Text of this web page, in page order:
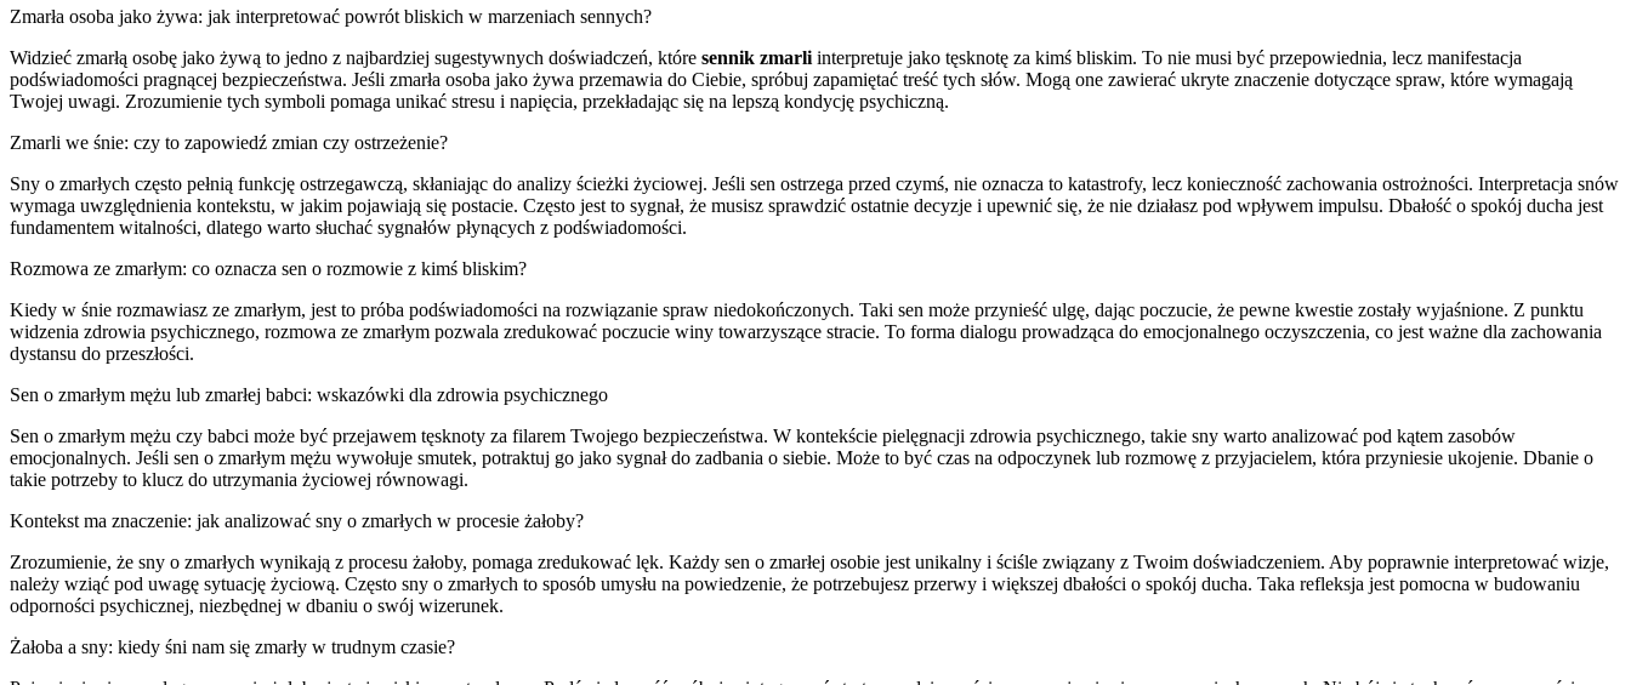
Zmarła osoba jako żywa: jak interpretować powrót bliskich w marzeniach sennych?
Widzieć zmarłą osobę jako żywą to jedno z najbardziej sugestywnych doświadczeń, które sennik zmarli interpretuje jako tęsknotę za kimś bliskim. To nie musi być przepowiednia, lecz manifestacja
podświadomości pragnącej bezpieczeństwa. Jeśli zmarła osoba jako żywa przemawia do Ciebie, spróbuj zapamiętać treść tych słów. Mogą one zawierać ukryte znaczenie dotyczące spraw, które wymagają
Twojej uwagi. Zrozumienie tych symboli pomaga unikać stresu i napięcia, przekładając się na lepszą kondycję psychiczną.
Zmarli we śnie: czy to zapowiedź zmian czy ostrzeżenie?
Sny o zmarłych często pełnią funkcję ostrzegawczą, skłaniając do analizy ścieżki życiowej. Jeśli sen ostrzega przed czymś, nie oznacza to katastrofy, lecz konieczność zachowania ostrożności. Interpretacja snów
wymaga uwzględnienia kontekstu, w jakim pojawiają się postacie. Często jest to sygnał, że musisz sprawdzić ostatnie decyzje i upewnić się, że nie działasz pod wpływem impulsu. Dbałość o spokój ducha jest
fundamentem witalności, dlatego warto słuchać sygnałów płynących z podświadomości.
Rozmowa ze zmarłym: co oznacza sen o rozmowie z kimś bliskim?
Kiedy w śnie rozmawiasz ze zmarłym, jest to próba podświadomości na rozwiązanie spraw niedokończonych. Taki sen może przynieść ulgę, dając poczucie, że pewne kwestie zostały wyjaśnione. Z punktu
widzenia zdrowia psychicznego, rozmowa ze zmarłym pozwala zredukować poczucie winy towarzyszące stracie. To forma dialogu prowadząca do emocjonalnego oczyszczenia, co jest ważne dla zachowania
dystansu do przeszłości.
Sen o zmarłym mężu lub zmarłej babci: wskazówki dla zdrowia psychicznego
Sen o zmarłym mężu czy babci może być przejawem tęsknoty za filarem Twojego bezpieczeństwa. W kontekście pielęgnacji zdrowia psychicznego, takie sny warto analizować pod kątem zasobów
emocjonalnych. Jeśli sen o zmarłym mężu wywołuje smutek, potraktuj go jako sygnał do zadbania o siebie. Może to być czas na odpoczynek lub rozmowę z przyjacielem, która przyniesie ukojenie. Dbanie o
takie potrzeby to klucz do utrzymania życiowej równowagi.
Kontekst ma znaczenie: jak analizować sny o zmarłych w procesie żałoby?
Zrozumienie, że sny o zmarłych wynikają z procesu żałoby, pomaga zredukować lęk. Każdy sen o zmarłej osobie jest unikalny i ściśle związany z Twoim doświadczeniem. Aby poprawnie interpretować wizje,
należy wziąć pod uwagę sytuację życiową. Często sny o zmarłych to sposób umysłu na powiedzenie, że potrzebujesz przerwy i większej dbałości o spokój ducha. Taka refleksja jest pomocna w budowaniu
odporności psychicznej, niezbędnej w dbaniu o swój wizerunek.
Żałoba a sny: kiedy śni nam się zmarły w trudnym czasie?